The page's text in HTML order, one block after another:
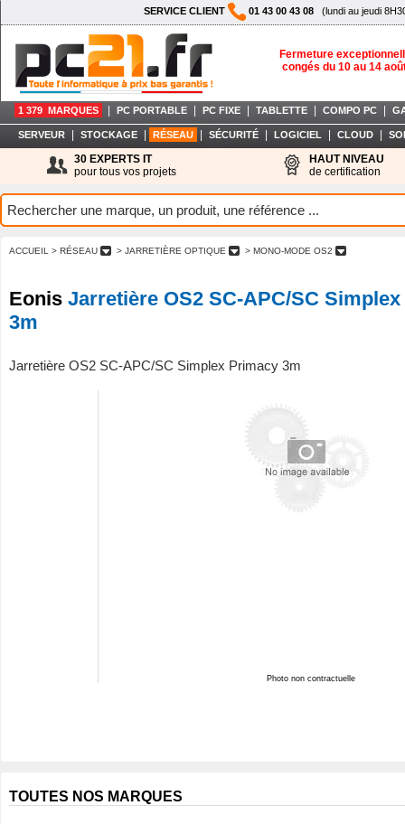
SERVICE CLIENT 01 43 00 43 08 (lundi au jeudi
Fermeture
congés du 10 au 14
1 379 MARQUES PC PORTABLE PC FIXE TABLETTE COMPO PC
SERVEUR STOCKAGE RÉSEAU SÉCURITÉ LOGICIEL CLOUD
30 EXPERTS IT
pour tous vos projets
HAUT NIVEAU
de certification
ACCUEIL > RÉSEAU > JARRETIÈRE OPTIQUE > MONO-MODE OS2
Eonis Jarretière OS2 SC-APC/SC
3m
Jarretière OS2 SC-APC/SC Simplex Primacy 3m
Photo non contractuelle
TOUTES NOS MARQUES